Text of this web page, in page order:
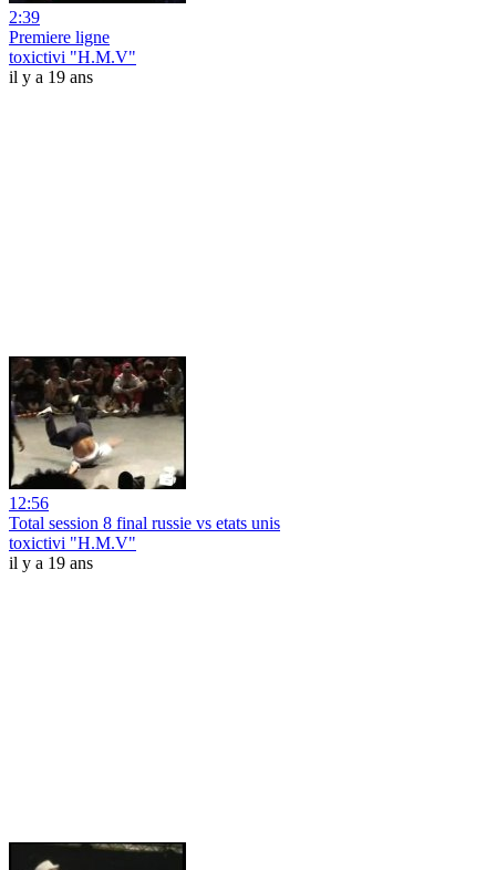
2:39
Premiere ligne
toxictivi "H.M.V"
il y a 19 ans
12:56
Total session 8 final russie vs etats unis
toxictivi "H.M.V"
il y a 19 ans